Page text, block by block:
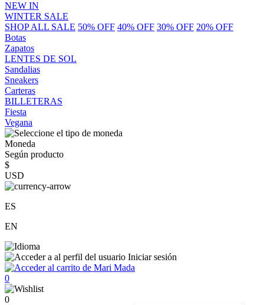
NEW IN
WINTER SALE
SHOP ALL SALE 50% OFF 40% OFF 30% OFF 20% OFF
Botas
Zapatos
LENTES DE SOL
Sandalias
Sneakers
Carteras
BILLETERAS
Fiesta
Vegana
Moneda
Según producto
$
USD
ES
EN
Iniciar sesión
0
0